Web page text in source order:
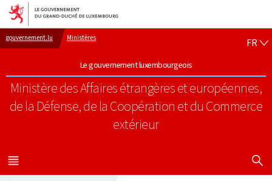
Aller au menu principal
Aller au contenu
gouvernement.lu Ministères
Le gouvernement luxembourgeois
Ministère des Affaires étrangères et européennes,
de la Défense, de la Coopération et du Commerce
extérieur
FR
MENU
PRINCIPAL